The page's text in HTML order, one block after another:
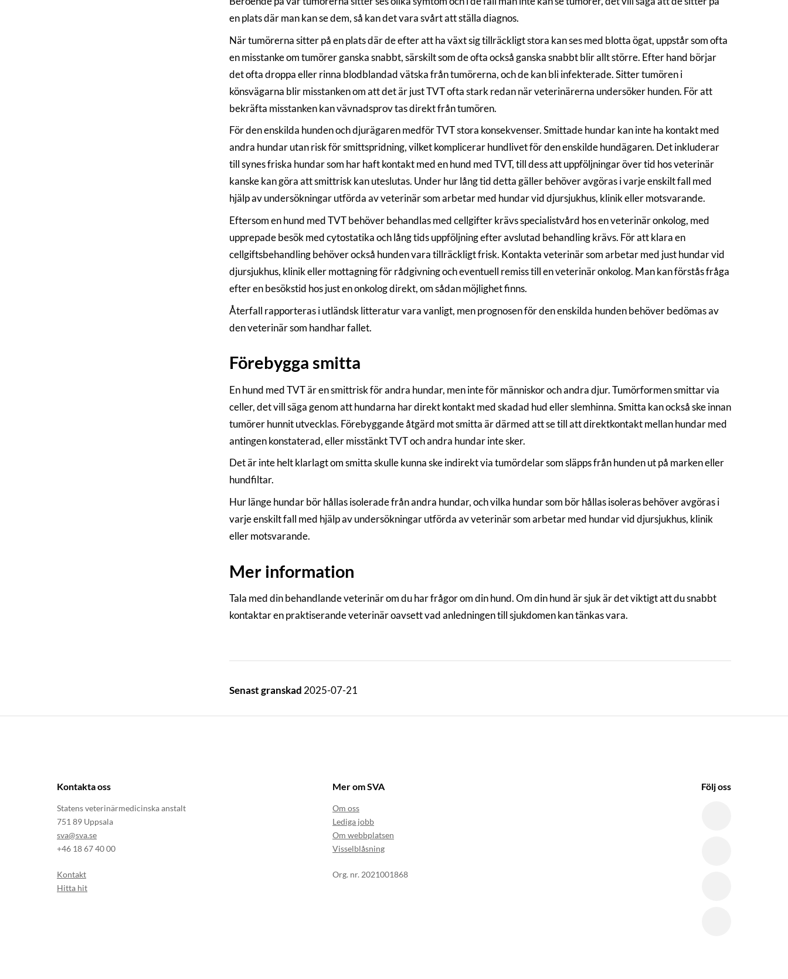
en plats där man kan se dem, så kan det vara svårt att ställa diagnos.
När tumörerna sitter på en plats där de efter att ha växt sig tillräckligt stora kan ses med blotta ögat, uppstår som ofta
en misstanke om tumörer ganska snabbt, särskilt som de ofta också ganska snabbt blir allt större. Efter hand börjar
det ofta droppa eller rinna blodblandad vätska från tumörerna, och de kan bli infekterade. Sitter tumören i
könsvägarna blir misstanken om att det är just TVT ofta stark redan när veterinärerna undersöker hunden. För att
bekräfta misstanken kan vävnadsprov tas direkt från tumören.
För den enskilda hunden och djurägaren medför TVT stora konsekvenser. Smittade hundar kan inte ha kontakt med
andra hundar utan risk för smittspridning, vilket komplicerar hundlivet för den enskilde hundägaren. Det inkluderar
till synes friska hundar som har haft kontakt med en hund med TVT, till dess att uppföljningar över tid hos veterinär
kanske kan göra att smittrisk kan uteslutas. Under hur lång tid detta gäller behöver avgöras i varje enskilt fall med
hjälp av undersökningar utförda av veterinär som arbetar med hundar vid djursjukhus, klinik eller motsvarande.
Eftersom en hund med TVT behöver behandlas med cellgifter krävs specialistvård hos en veterinär onkolog, med
upprepade besök med cytostatika och lång tids uppföljning efter avslutad behandling krävs. För att klara en
cellgiftsbehandling behöver också hunden vara tillräckligt frisk. Kontakta veterinär som arbetar med just hundar vid
djursjukhus, klinik eller mottagning för rådgivning och eventuell remiss till en veterinär onkolog. Man kan förstås fråga
efter en besökstid hos just en onkolog direkt, om sådan möjlighet finns.
Återfall rapporteras i utländsk litteratur vara vanligt, men prognosen för den enskilda hunden behöver bedömas av
den veterinär som handhar fallet.
Förebygga smitta
En hund med TVT är en smittrisk för andra hundar, men inte för människor och andra djur. Tumörformen smittar via
celler, det vill säga genom att hundarna har direkt kontakt med skadad hud eller slemhinna. Smitta kan också ske innan
tumörer hunnit utvecklas. Förebyggande åtgärd mot smitta är därmed att se till att direktkontakt mellan hundar med
antingen konstaterad, eller misstänkt TVT och andra hundar inte sker.
Det är inte helt klarlagt om smitta skulle kunna ske indirekt via tumördelar som släpps från hunden ut på marken eller
hundfiltar.
Hur länge hundar bör hållas isolerade från andra hundar, och vilka hundar som bör hållas isoleras behöver avgöras i
varje enskilt fall med hjälp av undersökningar utförda av veterinär som arbetar med hundar vid djursjukhus, klinik
eller motsvarande.
Mer information
Tala med din behandlande veterinär om du har frågor om din hund. Om din hund är sjuk är det viktigt att du snabbt
kontaktar en praktiserande veterinär oavsett vad anledningen till sjukdomen kan tänkas vara.
Senast granskad 2025-07-21
Kontakta oss
Statens veterinärmedicinska anstalt
751 89 Uppsala
sva@sva.se
+46 18 67 40 00
Kontakt
Hitta hit
Mer om SVA
Om oss
Lediga jobb
Om webbplatsen
Visselblåsning
Org. nr. 2021001868
Följ oss